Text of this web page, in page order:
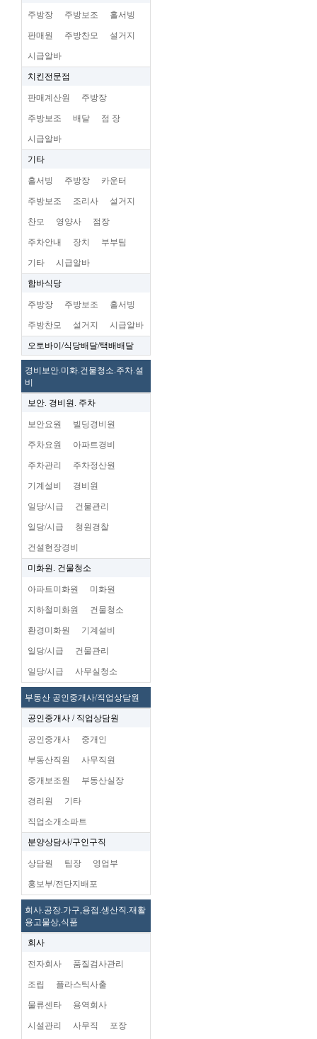
주방장 주방보조 홀서빙
판매원 주방찬모 설거지
시급알바
치킨전문점
판매계산원 주방장
주방보조 배달 점 장
시급알바
기타
홀서빙 주방장 카운터
주방보조 조리사 설거지
찬모 영양사 점장
주차안내 장치 부부팀
기타 시급알바
함바식당
주방장 주방보조 홀서빙
주방찬모 설거지 시급알바
오토바이/식당배달/택배배달
경비보안.미화.건물청소.주차.설
비
보안. 경비원. 주차
보안요원 빌딩경비원
주차요원 아파트경비
주차관리 주차정산원
기계설비 경비원
일당/시급 건물관리
일당/시급 청원경찰
건설현장경비
미화원. 건물청소
아파트미화원 미화원
지하철미화원 건물청소
환경미화원 기계설비
일당/시급 건물관리
일당/시급 사무실청소
부동산 공인중개사/직업상담원
공인중개사 / 직업상담원
공인중개사 중개인
부동산직원 사무직원
중개보조원 부동산실장
경리원 기타
직업소개소파트
분양상담사/구인구직
상담원 팀장 영업부
홍보부/전단지배포
회사.공장.가구,용접.생산직.재활
용고물상,식품
회사
전자회사 품질검사관리
조립 플라스틱사출
물류센타 용역회사
시설관리 사무직 포장